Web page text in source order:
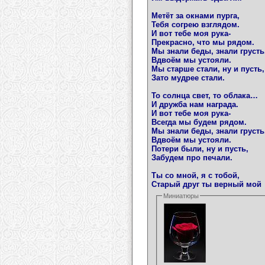
Метёт за окнами пурга,
Тебя согрею взглядом.
И вот тебе моя рука-
Прекрасно, что мы рядом.
Мы знали беды, знали
Вдвоём мы устояли.
Мы старше стали, ну и пусть,
Зато мудрее стали.
То солнца свет, то облака…
И дружба нам награда.
И вот тебе моя рука-
Всегда мы будем рядом.
Мы знали беды, знали
Вдвоём мы устояли.
Потери были, ну и пусть,
Забудем про печали.
Ты со мной, я с тобой,
Старый друг ты верный мой
Миниатюры